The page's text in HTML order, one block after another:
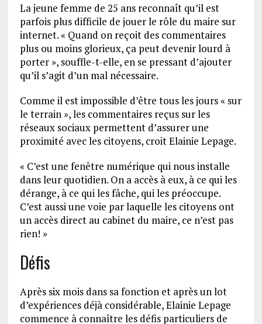
La jeune femme de 25 ans reconnaît qu’il est
parfois plus difficile de jouer le rôle du maire sur
internet. « Quand on reçoit des commentaires
plus ou moins glorieux, ça peut devenir lourd à
porter », souffle-t-elle, en se pressant d’ajouter
qu’il s’agit d’un mal nécessaire.
Comme il est impossible d’être tous les jours « sur
le terrain », les commentaires reçus sur les
réseaux sociaux permettent d’assurer une
proximité avec les citoyens, croit Elainie Lepage.
« C’est une fenêtre numérique qui nous installe
dans leur quotidien. On a accès à eux, à ce qui les
dérange, à ce qui les fâche, qui les préoccupe.
C’est aussi une voie par laquelle les citoyens ont
un accès direct au cabinet du maire, ce n’est pas
rien! »
Défis
Après six mois dans sa fonction et après un lot
d’expériences déjà considérable, Elainie Lepage
commence à connaître les défis particuliers de